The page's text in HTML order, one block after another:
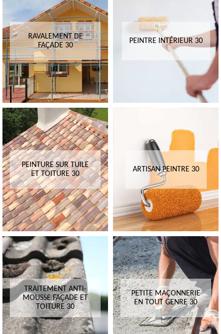
RAVALEMENT DE
FAÇADE 30
PEINTRE INTÉRIEUR 30
PEINTURE SUR TUILE
ET TOITURE 30
ARTISAN PEINTRE 30
TRAITEMENT ANTI-
MOUSSE FAÇADE ET
TOITURE 30
PETITE MAÇONNERIE
EN TOUT GENRE 30